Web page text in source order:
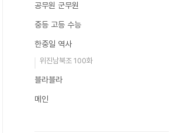
공무원 군무원
중등 고등 수능
한중일 역사
위진남북조 100화
블라블라
메인